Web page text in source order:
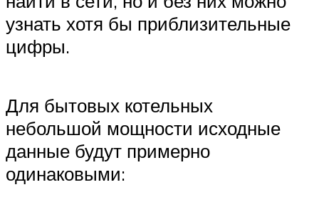
узнать хотя бы приблизительные
цифры.
Для бытовых котельных
небольшой мощности исходные
данные будут примерно
одинаковыми: